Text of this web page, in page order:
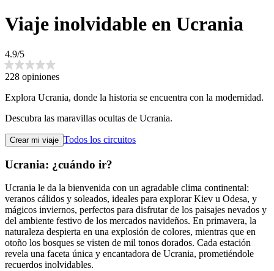
Viaje inolvidable en Ucrania
4.9/5
228 opiniones
Explora Ucrania, donde la historia se encuentra con la modernidad.
Descubra las maravillas ocultas de Ucrania.
Crear mi viaje Todos los circuitos
Ucrania: ¿cuándo ir?
Ucrania le da la bienvenida con un agradable clima continental:
veranos cálidos y soleados, ideales para explorar Kiev u Odesa, y
mágicos inviernos, perfectos para disfrutar de los paisajes nevados y
del ambiente festivo de los mercados navideños. En primavera, la
naturaleza despierta en una explosión de colores, mientras que en
otoño los bosques se visten de mil tonos dorados. Cada estación
revela una faceta única y encantadora de Ucrania, prometiéndole
recuerdos inolvidables.